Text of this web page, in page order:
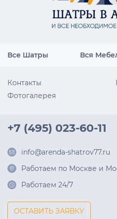
Все Шатры Вся
Контакты
Фотогалерея
+7 (495) 023-60-11
info@arenda-shatrov77.ru
Работаем по Москве и
Работаем 24/7
ОСТАВИТЬ ЗАЯВКУ